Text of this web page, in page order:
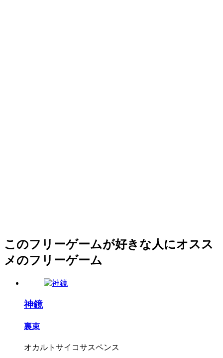
このフリーゲームが好きな人にオスス
メのフリーゲーム
神鏡
裏束
オカルトサイコサスペンス